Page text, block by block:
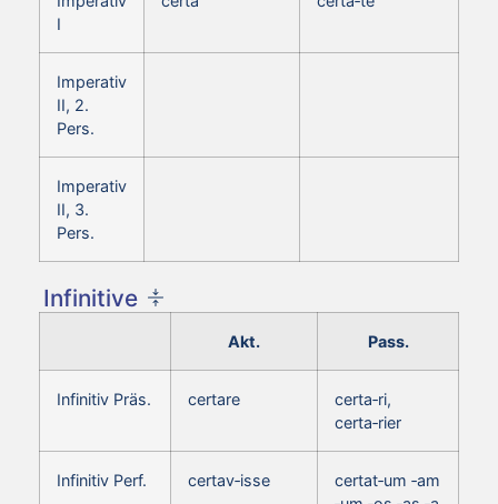
I
Imperativ
II, 2.
Pers.
Imperativ
II, 3.
Pers.
Infinitive
Akt. Pass.
Infinitiv Präs. certare
certa‑ri,
certa‑rier
Infinitiv Perf. certav‑isse
certat‑um ‑am